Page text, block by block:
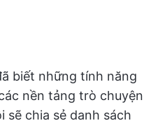
biết những tính năng
nền tảng trò chuyện
chia sẻ danh sách